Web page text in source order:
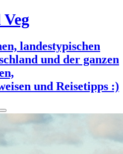
landestypischen
und der ganzen
und Reisetipps :)